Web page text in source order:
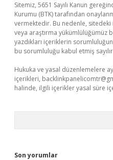
Sitemiz, 5651 Sayılı Kanun
Kurumu (BTK) tarafından
vermektedir. Bu nedenle,
veya araştırma yükümlülüğümüz
yazdıkları içeriklerin
bu sorumluluğu kabul etmiş
Hukuka ve yasal düzenlemelere
içerikleri,
halinde, ilgili içerikler yasal süre
Son yorumlar